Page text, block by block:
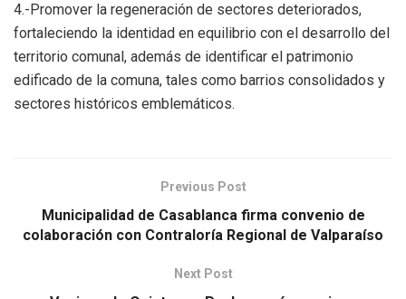
4.-Promover la regeneración de sectores deteriorados,
fortaleciendo la identidad en equilibrio con el desarrollo del
territorio comunal, además de identificar el patrimonio
edificado de la comuna, tales como barrios consolidados y
sectores históricos emblemáticos.
Previous Post
Municipalidad de Casablanca firma convenio de
colaboración con Contraloría Regional de Valparaíso
Next Post